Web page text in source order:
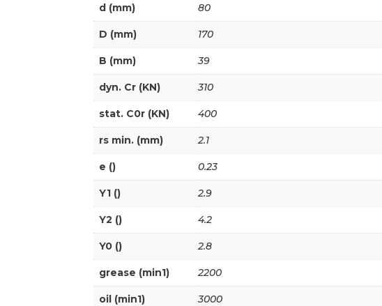
d (mm) 80
D (mm) 170
B (mm) 39
dyn. Cr (KN) 310
stat. C0r (KN) 400
rs min. (mm) 2.1
e () 0.23
Y1 () 2.9
Y2 () 4.2
Y0 () 2.8
grease (min1) 2200
oil (min1) 3000